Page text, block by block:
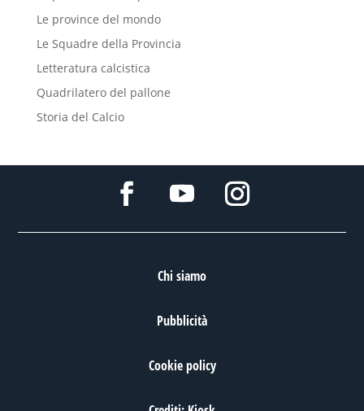
Le province del mondo
Le Squadre della Provincia
Letteratura calcistica
Quadrilatero del pallone
Storia del Calcio
Chi siamo
Pubblicità
Cookie policy